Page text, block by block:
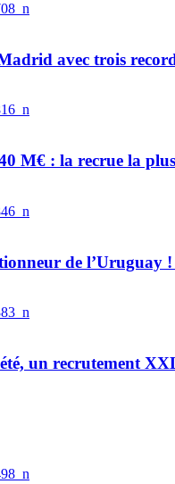
avec trois
M€ : la recrue la plus
de l’Uruguay
un recrutement